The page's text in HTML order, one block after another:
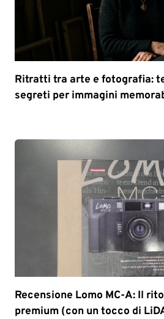
Ritratti tra arte e fotografia:
segreti per immagini
Recensione Lomo MC-A: Il
premium (con un tocco di